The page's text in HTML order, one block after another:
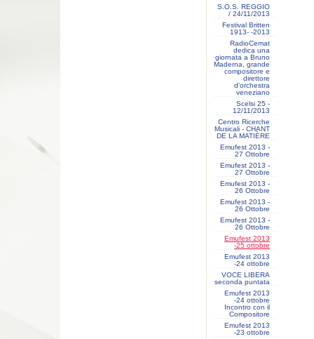
S.O.S. REGGIO
/ 24/11/2013
Festival Britten
1913- ‐2013
RadioCemat
dedica una
giornata a Bruno
Maderna, grande
compositore e
direttore
d’orchestra
veneziano
Scelsi 25 -
12/11/2013
Centro Ricerche
Musicali - CHANT
DE LA MATIÈRE
Emufest 2013 -
27 Ottobre
Emufest 2013 -
27 Ottobre
Emufest 2013 -
26 Ottobre
Emufest 2013 -
26 Ottobre
Emufest 2013 -
26 Ottobre
Emufest 2013
-25 ottobre
Emufest 2013
-24 ottobre
VOCE LIBERA
seconda puntata
Emufest 2013
-24 ottobre
Incontro con il
Compositore
Emufest 2013
-23 ottobre